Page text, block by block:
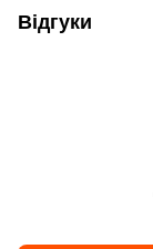
Відгуки